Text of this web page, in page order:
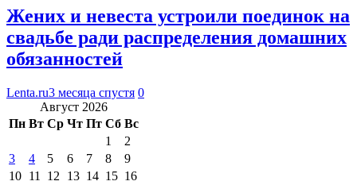
Жених и невеста устроили поединок на
свадьбе ради распределения домашних
обязанностей
Lenta.ru3 месяца спустя 0
Август 2026
Пн Вт Ср Чт Пт Сб Вс
1
2
3
4 5 6 7 8
9
10 11 12 13 14 15 16